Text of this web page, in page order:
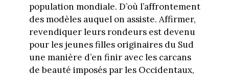
population mondiale. D’où l’affrontement
des modèles auquel on assiste. Affirmer,
revendiquer leurs rondeurs est devenu
pour les jeunes filles originaires du Sud
une manière d’en finir avec les carcans
de beauté imposés par les Occidentaux,